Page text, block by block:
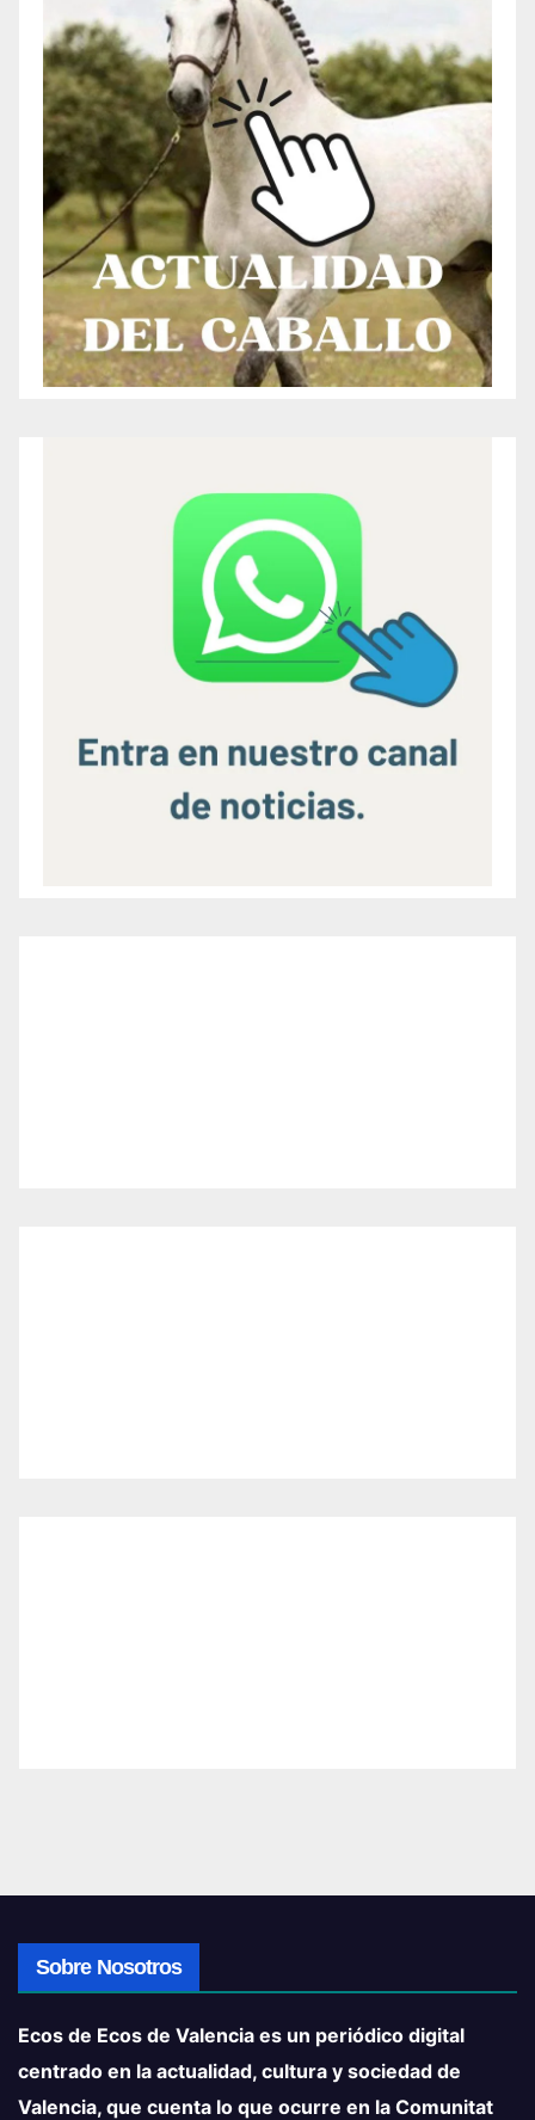
Sobre Nosotros
Ecos de Ecos de Valencia es un periódico digital
centrado en la actualidad, cultura y sociedad de
Valencia, que cuenta lo que ocurre en la Comunitat